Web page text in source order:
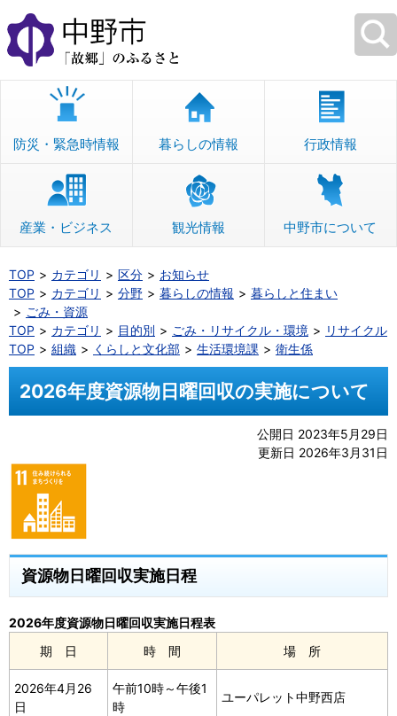
本
文
へ
移
防災・緊急時情報 暮らしの情報 行政情報
産業・ビジネス 観光情報 中野市について
TOP カテゴリ 区分
お知らせ
TOP
カテゴリ 分野 暮らしの情報
暮らしと住まい
ごみ・資源
TOP
カテゴリ 目的別 ごみ・リサイクル・環境
リサイクル
TOP
組織 くらしと文化部 生活環境課 衛生係
2026年度資源物日曜回収の実施について
公開日 2023年5月29日
更新日 2026年3月31日
資源物日曜回収実施日程
2026年度資源物日曜回収実施日程表
期 日
時 間 場 所
2026年4月26
日
午前10時～午後1
時
ユーパレット中野西店